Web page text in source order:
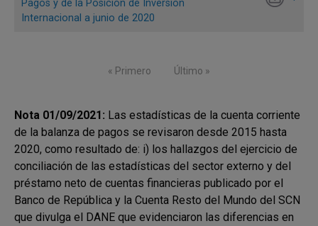
Pagos y de la Posición de Inversión
Internacional a junio de 2020
Primera página
« Primero Última página
Último »
Nota 01/09/2021: Las estadísticas de la cuenta corriente
de la balanza de pagos se revisaron desde 2015 hasta
2020, como resultado de: i) los hallazgos del ejercicio de
conciliación de las estadísticas del sector externo y del
préstamo neto de cuentas financieras publicado por el
Banco de República y la Cuenta Resto del Mundo del SCN
que divulga el DANE que evidenciaron las diferencias en